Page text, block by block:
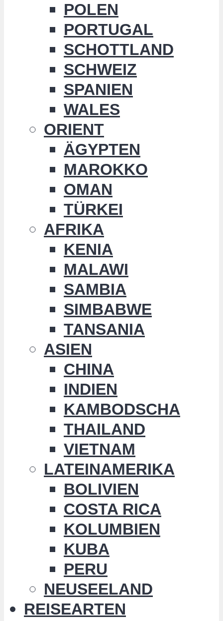
POLEN
PORTUGAL
SCHOTTLAND
SCHWEIZ
SPANIEN
WALES
ORIENT
ÄGYPTEN
MAROKKO
OMAN
TÜRKEI
AFRIKA
KENIA
MALAWI
SAMBIA
SIMBABWE
TANSANIA
ASIEN
CHINA
INDIEN
KAMBODSCHA
THAILAND
VIETNAM
LATEINAMERIKA
BOLIVIEN
COSTA RICA
KOLUMBIEN
KUBA
PERU
NEUSEELAND
REISEARTEN